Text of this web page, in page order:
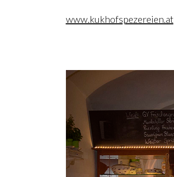
www.kukhofspezereien.at